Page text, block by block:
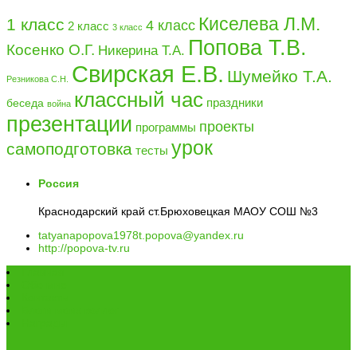
1 класс 2 класс 3 класс 4 класс Киселева Л.М.
Косенко О.Г. Никерина Т.А. Попова Т.В.
Резникова С.Н. Свирская Е.В. Шумейко Т.А.
беседа война классный час праздники
презентации программы проекты
самоподготовка тесты урок
Россия
Краснодарский край ст.Брюховецкая МАОУ СОШ №3
tatyanapopova1978t.popova@yandex.ru
http://popova-tv.ru